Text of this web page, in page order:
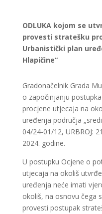
ODLUKA kojom se
provesti stratešku
Urbanistički plan
Hlapičine“
Gradonačelnik Grada
o započinjanju
procjene utjecaja na
uređenja područja
04/24-01/12, URBROJ:
2024. godine.
U postupku Ocjene o
utjecaja na okoliš
uređenja neće imati
okoliš, na osnovu čega
provesti postupak